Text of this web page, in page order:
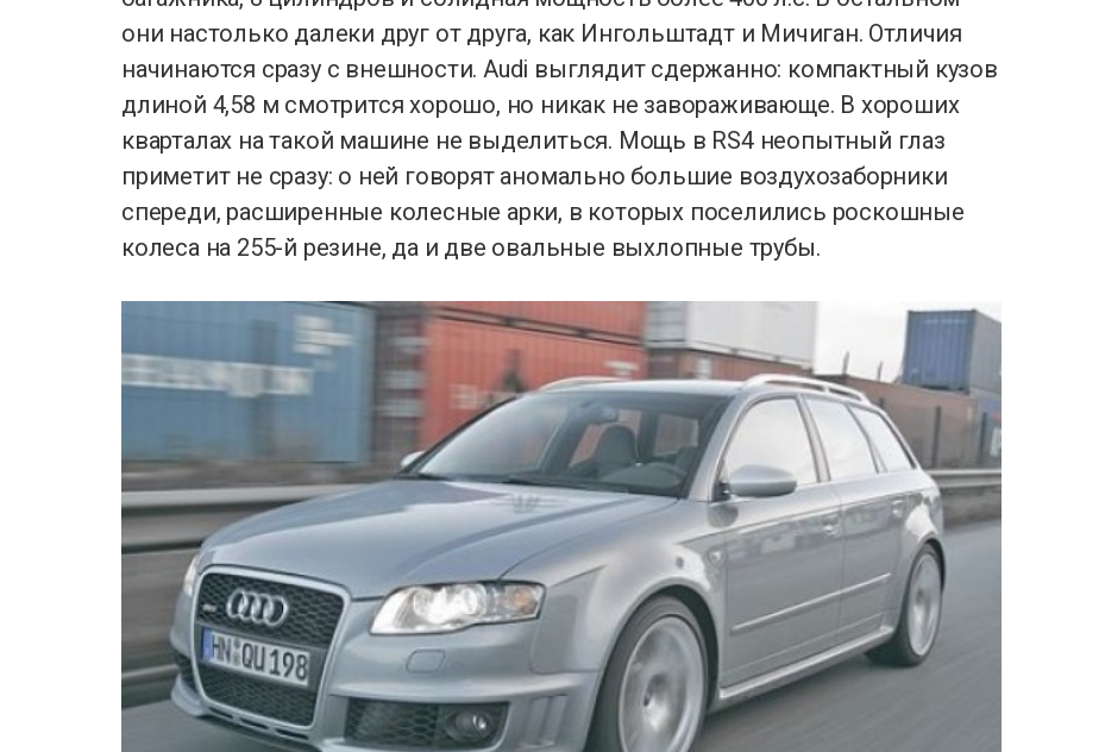
они настолько далеки друг от друга, как Ингольштадт и Мичиган. Отличия
начинаются сразу с внешности. Audi выглядит сдержанно: компактный кузов
длиной 4,58 м смотрится хорошо, но никак не завораживающе. В хороших
кварталах на такой машине не выделиться. Мощь в RS4 неопытный глаз
приметит не сразу: о ней говорят аномально большие воздухозаборники
спереди, расширенные колесные арки, в которых поселились роскошные
колеса на 255-й резине, да и две овальные выхлопные трубы.